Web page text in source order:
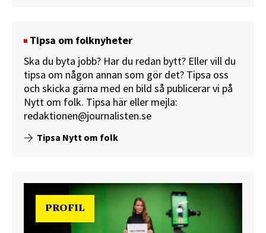
Tipsa om folknyheter
Ska du byta jobb? Har du redan bytt? Eller vill du
tipsa om någon annan som gör det? Tipsa oss
och skicka gärna med en bild så publicerar vi på
Nytt om folk. Tipsa här eller mejla:
redaktionen@journalisten.se
Tipsa Nytt om folk
PROFIL